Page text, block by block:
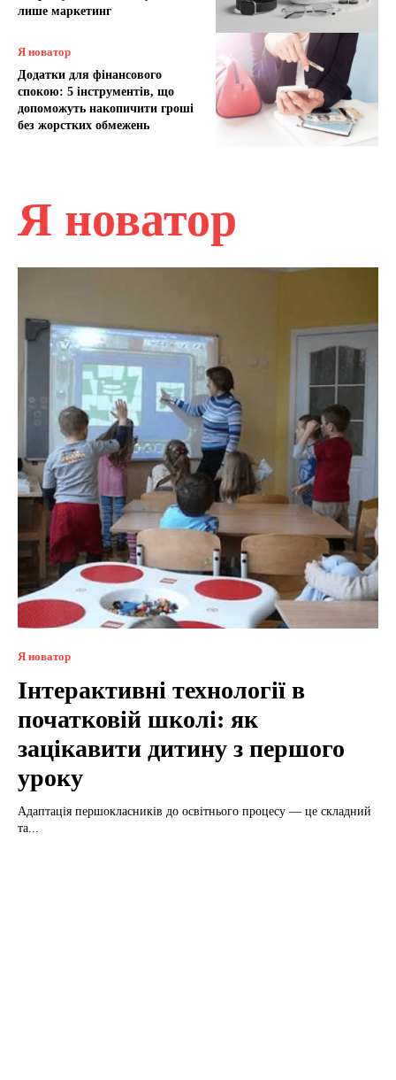
лише маркетинг
Я новатор
Додатки для фінансового
спокою: 5 інструментів, що
допоможуть накопичити гроші
без жорстких обмежень
Я новатор
Я новатор
Інтерактивні технології в
початковій школі: як
зацікавити дитину з першого
уроку
Адаптація першокласників до освітнього процесу — це складний
та...